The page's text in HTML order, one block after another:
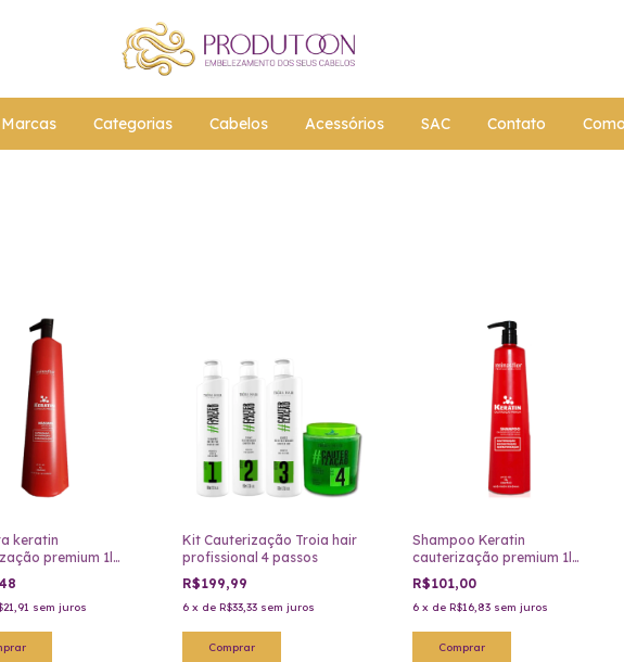
Marcas Categorias Cabelos Acessórios SAC Contato
keratin
premium 1l
sem juros
Kit Cauterização Troia hair
profissional 4 passos
R$199,99
6 x deR$33,33 sem juros
Shampoo Keratin
cauterização premium 1l
Minas flor
R$101,00
6 x de R$16,83 sem juros